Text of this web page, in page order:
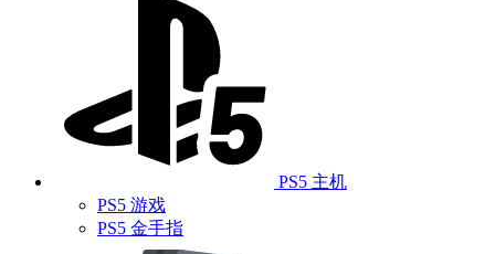
PS5 主机
PS5 游戏
PS5 金手指